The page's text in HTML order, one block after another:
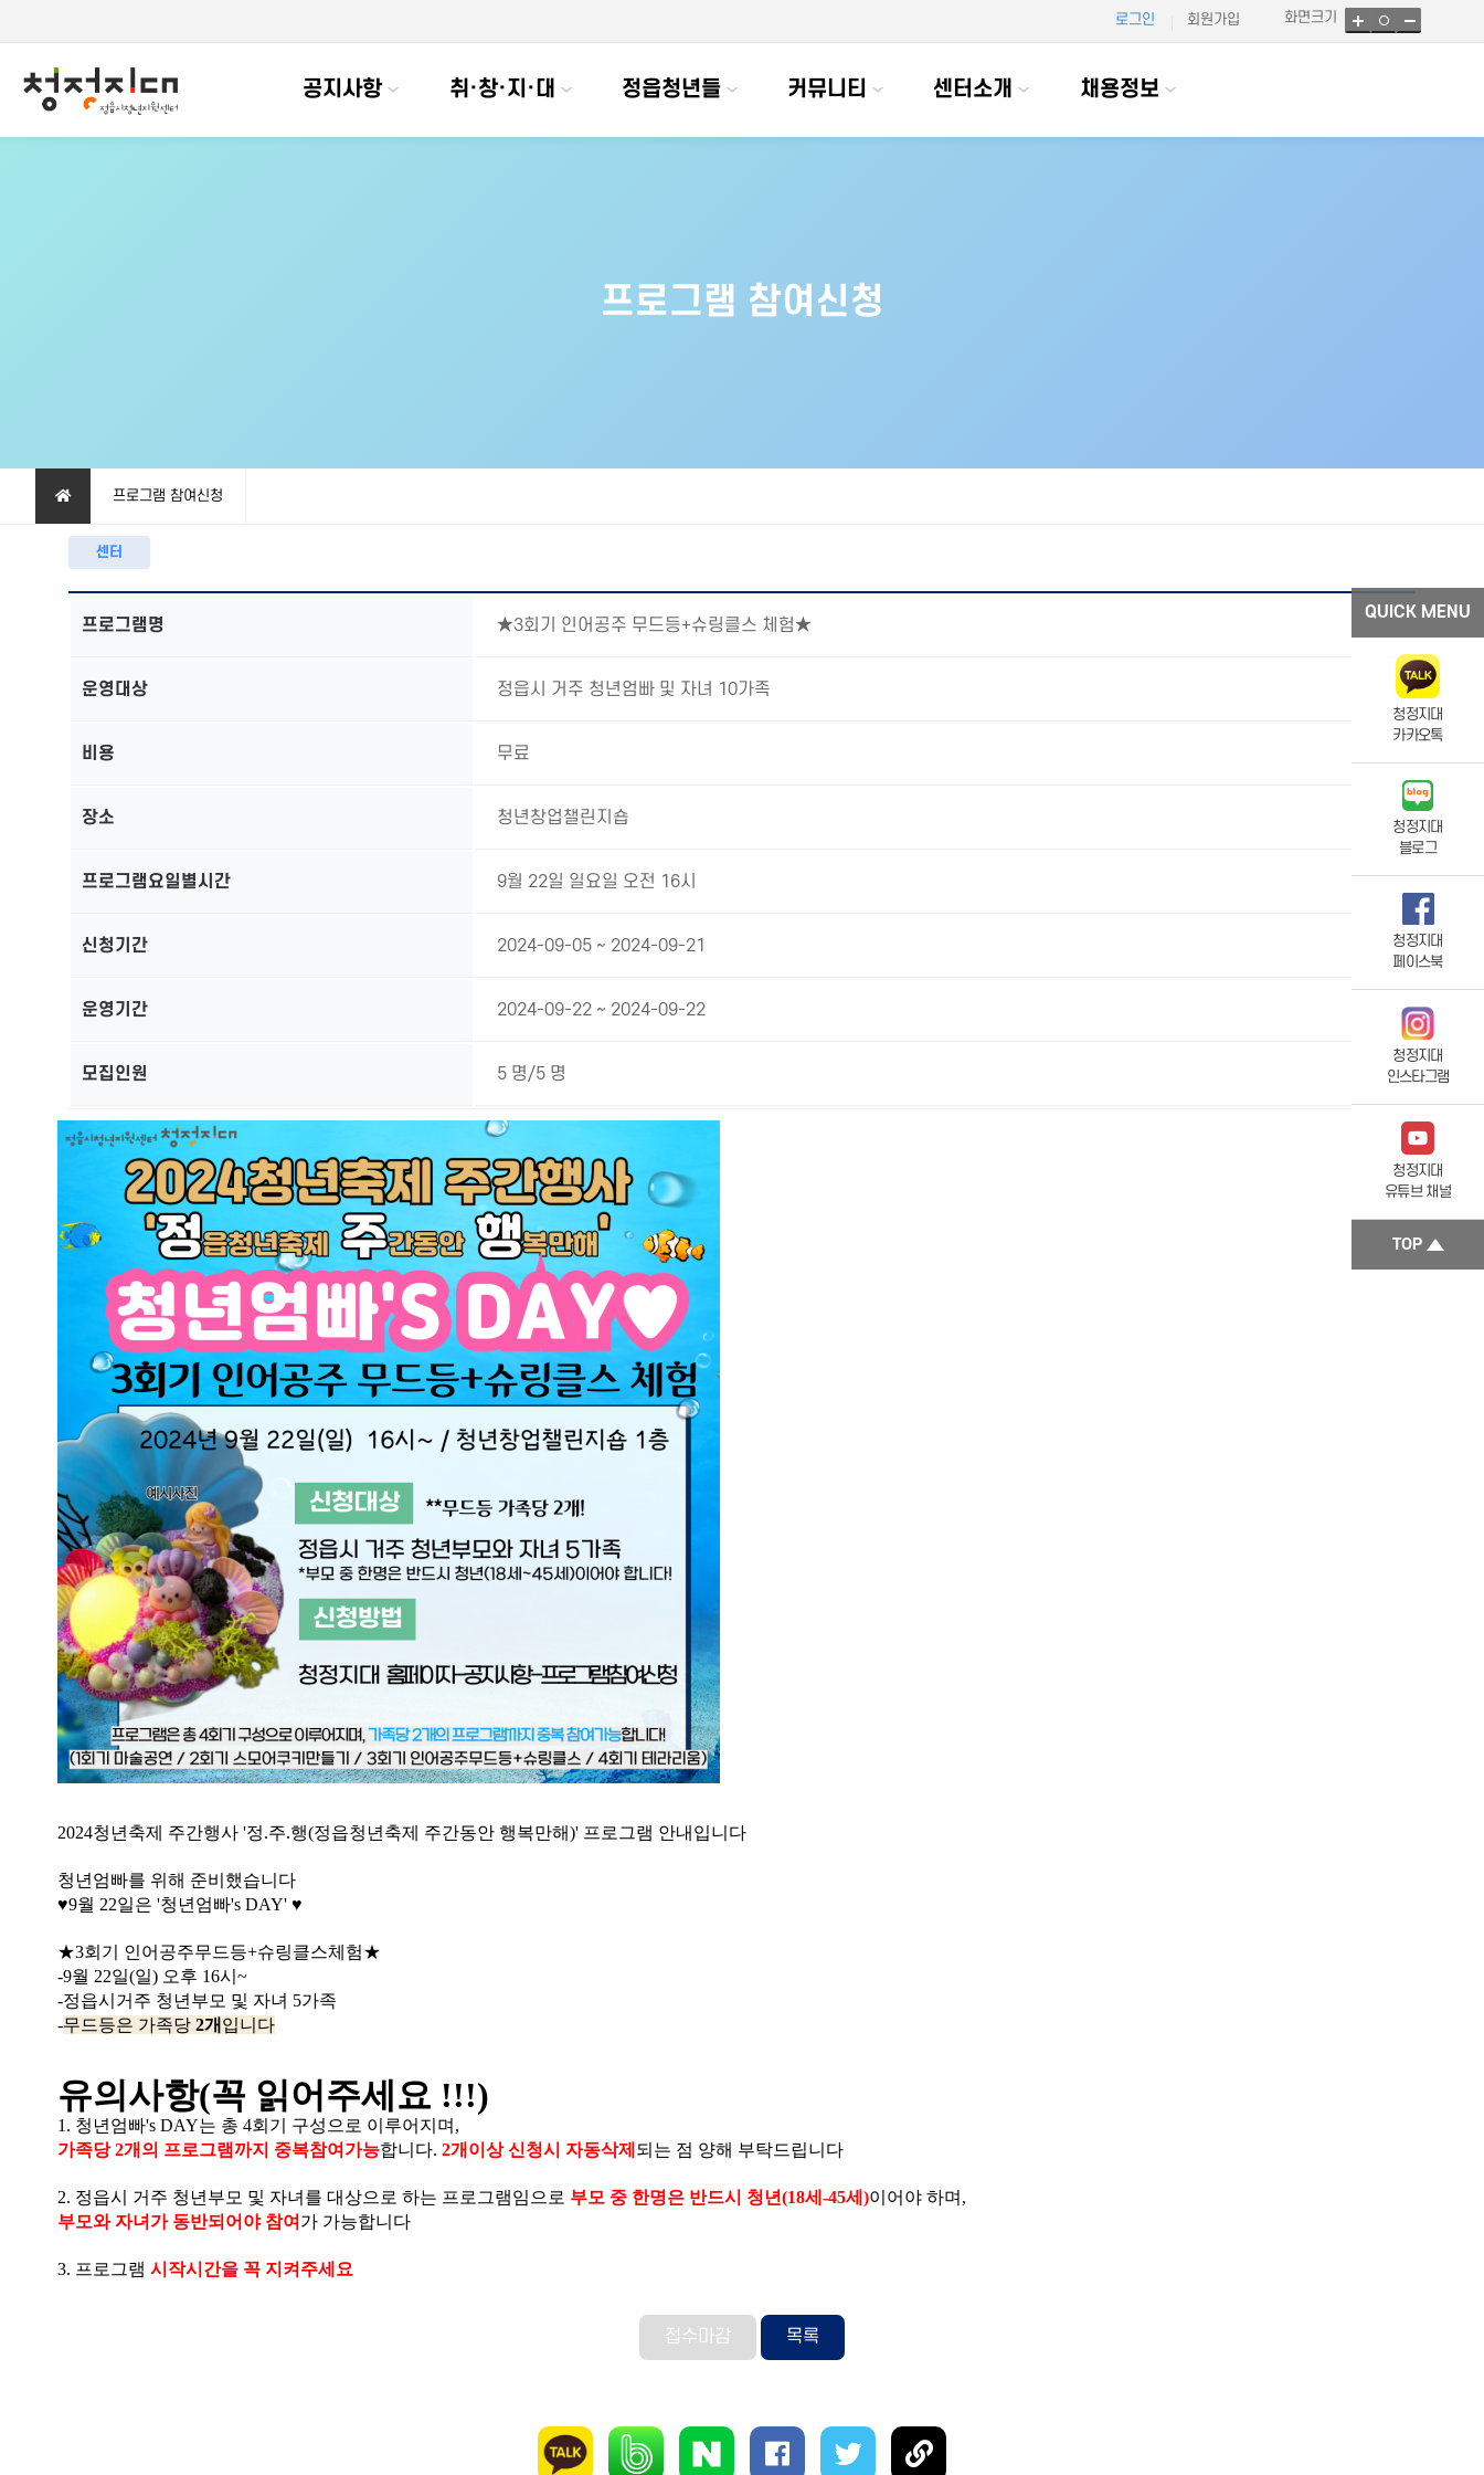
로그인 회원가입 화면크기
공지사항 취·창·지·대 정읍청년들 커뮤니티 센터소개 채용정보
프로그램 참여신청
프로그램 참여신청
센터
프로그램명 ★3회기 인어공주 무드등+슈링클스 체험★
운영대상 정읍시 거주 청년엄빠 및 자녀 10가족
비용 무료
장소 청년창업챌린지숍
프로그램요일별시간 9월 22일 일요일 오전 16시
신청기간 2024-09-05 ~ 2024-09-21
운영기간 2024-09-22 ~ 2024-09-22
모집인원 5 명/5 명
2024청년축제 주간행사 '정.주.행(정읍청년축제 주간동안 행복만해)' 프로그램 안내입니다
청년엄빠를 위해 준비했습니다
♥9월 22일은 '청년엄빠's DAY' ♥
★3회기 인어공주무드등+슈링클스체험★
-9월 22일(일) 오후 16시~
-정읍시거주 청년부모 및 자녀 5가족
-무 드등은 가족당2개 입니다
유의사항(꼭 읽어주세요 !!!)
1. 청년엄빠's DAY는 총 4회기 구성으로 이루어지며,
가족당 2개의 프로그램까지 중복참여가능합니다.2개이상 신청시 자동삭제 되는 점 양해 부탁드립니다
2. 정읍시 거주 청년부모 및 자녀를 대상으로 하는 프로그램임으로 부모 중 한명은 반드시 청년(18세-45세)이어야 하며,
부모와 자녀가 동반되어야 참여 가 가능합니다
3. 프로그램시작시간을 꼭 지켜주세요
접수마감 목록
QUICK MENU
청정지대
카카오톡
청정지대
블로그
청정지대
페이스북
청정지대
인스타그램
청정지대
유튜브 채널
TOP